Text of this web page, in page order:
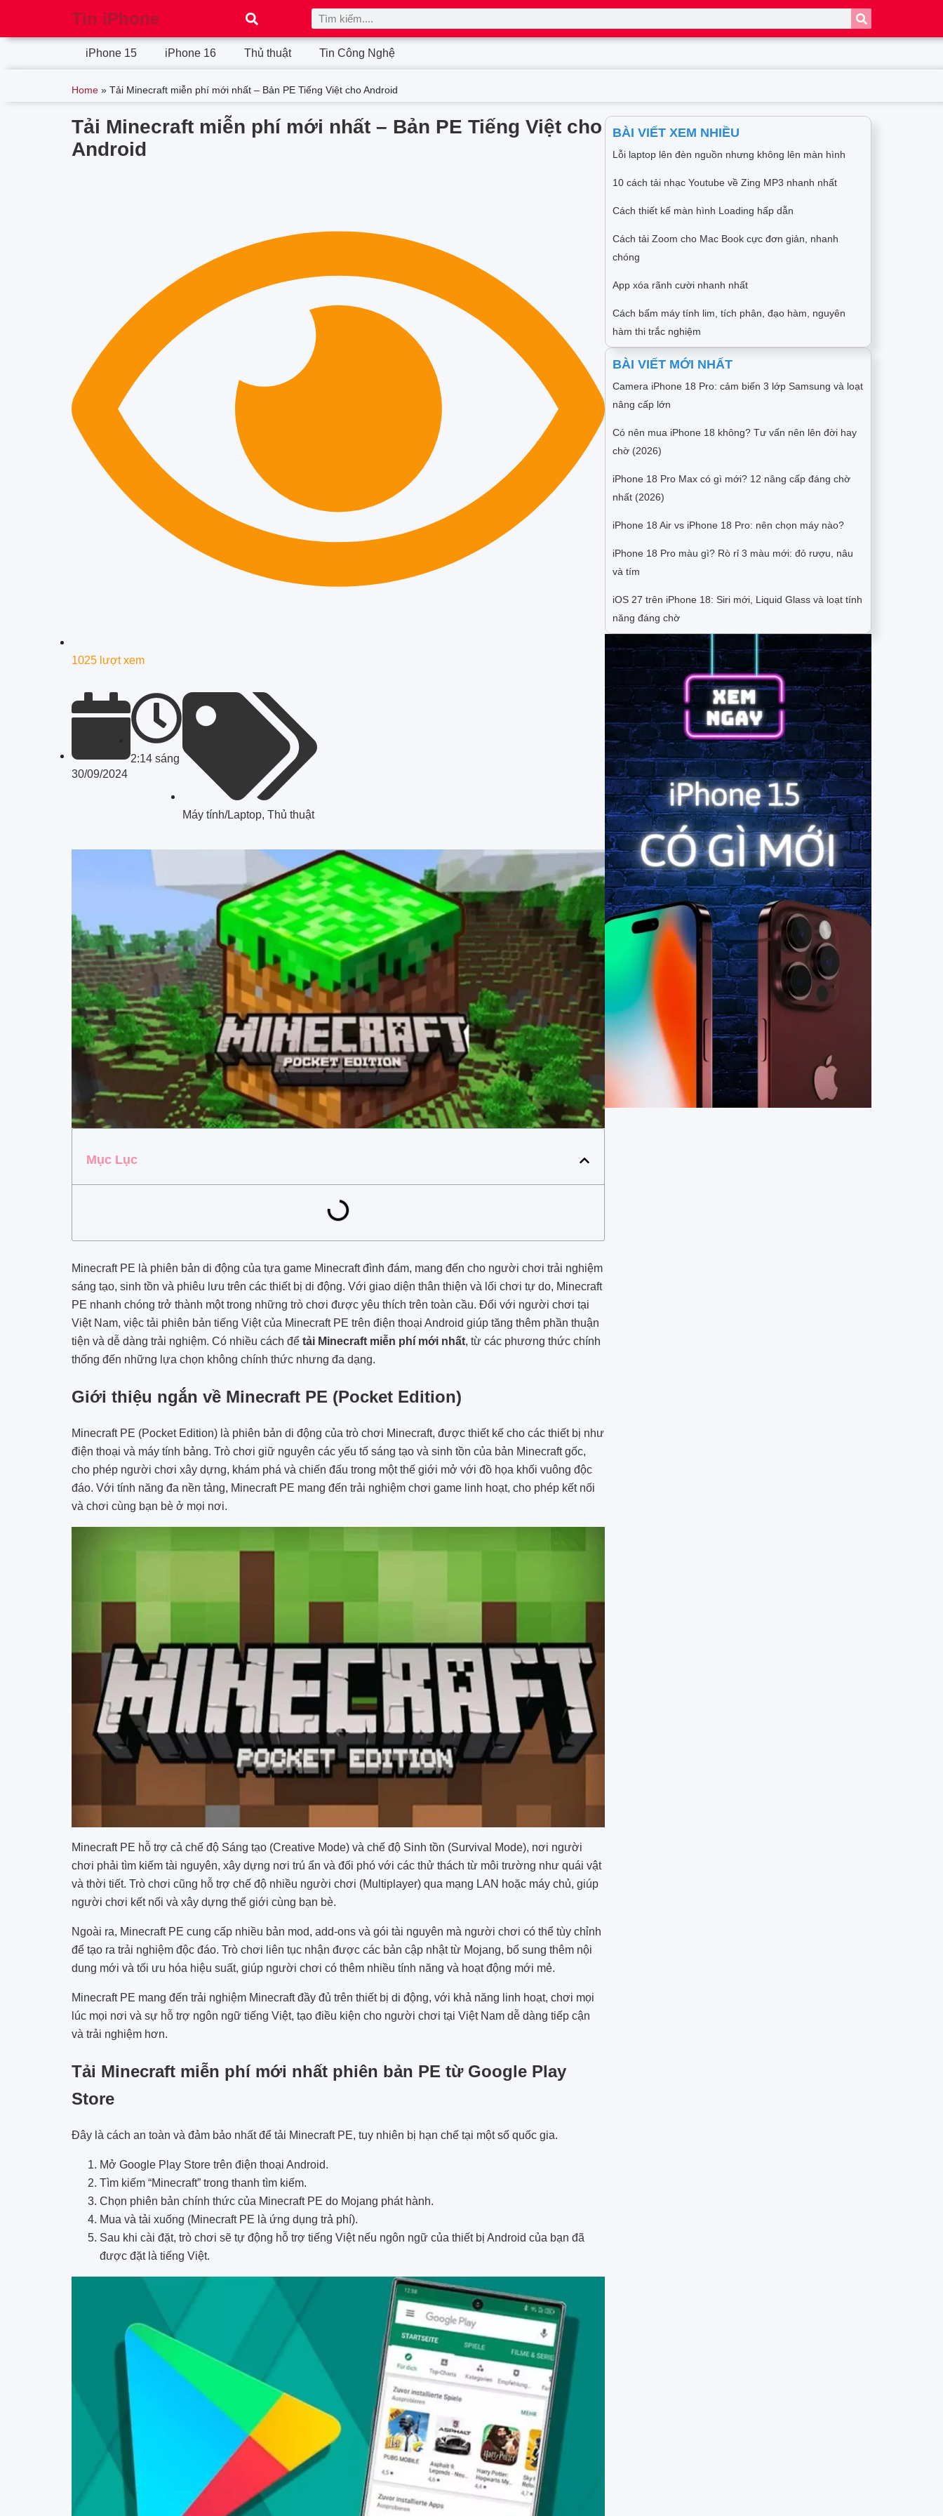
Tin iPhone
iPhone 15 iPhone 16 Thủ thuật Tin Công Nghệ
Home » Tải Minecraft miễn phí mới nhất – Bản PE Tiếng Việt cho Android
Tải Minecraft miễn phí mới nhất – Bản PE Tiếng Việt cho
Android
1025 lượt xem
30/09/2024
2:14 sáng
Máy tính/Laptop, Thủ thuật
Mục Lục
Minecraft PE là phiên bản di động của tựa game Minecraft đình đám, mang đến cho người chơi trải nghiệm
sáng tạo, sinh tồn và phiêu lưu trên các thiết bị di động. Với giao diện thân thiện và lối chơi tự do, Minecraft
PE nhanh chóng trở thành một trong những trò chơi được yêu thích trên toàn cầu. Đối với người chơi tại
Việt Nam, việc tải phiên bản tiếng Việt của Minecraft PE trên điện thoại Android giúp tăng thêm phần thuận
tiện và dễ dàng trải nghiệm. Có nhiều cách để tải Minecraft miễn phí mới nhất, từ các phương thức chính
thống đến những lựa chọn không chính thức nhưng đa dạng.
Giới thiệu ngắn về Minecraft PE (Pocket Edition)
Minecraft PE (Pocket Edition) là phiên bản di động của trò chơi Minecraft, được thiết kế cho các thiết bị như
điện thoại và máy tính bảng. Trò chơi giữ nguyên các yếu tố sáng tạo và sinh tồn của bản Minecraft gốc,
cho phép người chơi xây dựng, khám phá và chiến đấu trong một thế giới mở với đồ họa khối vuông độc
đáo. Với tính năng đa nền tảng, Minecraft PE mang đến trải nghiệm chơi game linh hoạt, cho phép kết nối
và chơi cùng bạn bè ở mọi nơi.
Minecraft PE hỗ trợ cả chế độ Sáng tạo (Creative Mode) và chế độ Sinh tồn (Survival Mode), nơi người
chơi phải tìm kiếm tài nguyên, xây dựng nơi trú ẩn và đối phó với các thử thách từ môi trường như quái vật
và thời tiết. Trò chơi cũng hỗ trợ chế độ nhiều người chơi (Multiplayer) qua mạng LAN hoặc máy chủ, giúp
người chơi kết nối và xây dựng thế giới cùng bạn bè.
Ngoài ra, Minecraft PE cung cấp nhiều bản mod, add-ons và gói tài nguyên mà người chơi có thể tùy chỉnh
để tạo ra trải nghiệm độc đáo. Trò chơi liên tục nhận được các bản cập nhật từ Mojang, bổ sung thêm nội
dung mới và tối ưu hóa hiệu suất, giúp người chơi có thêm nhiều tính năng và hoạt động mới mẻ.
Minecraft PE mang đến trải nghiệm Minecraft đầy đủ trên thiết bị di động, với khả năng linh hoạt, chơi mọi
lúc mọi nơi và sự hỗ trợ ngôn ngữ tiếng Việt, tạo điều kiện cho người chơi tại Việt Nam dễ dàng tiếp cận
và trải nghiệm hơn.
Tải Minecraft miễn phí mới nhất phiên bản PE từ Google Play
Store
Đây là cách an toàn và đảm bảo nhất để tải Minecraft PE, tuy nhiên bị hạn chế tại một số quốc gia.
Mở Google Play Store trên điện thoại Android.
Tìm kiếm “Minecraft” trong thanh tìm kiếm.
Chọn phiên bản chính thức của Minecraft PE do Mojang phát hành.
Mua và tải xuống (Minecraft PE là ứng dụng trả phí).
Sau khi cài đặt, trò chơi sẽ tự động hỗ trợ tiếng Việt nếu ngôn ngữ của thiết bị Android của bạn đã
được đặt là tiếng Việt.
BÀI VIẾT XEM NHIỀU
Lỗi laptop lên đèn nguồn nhưng không lên màn hình
10 cách tải nhạc Youtube về Zing MP3 nhanh nhất
Cách thiết kế màn hình Loading hấp dẫn
Cách tải Zoom cho Mac Book cực đơn giản, nhanh
chóng
App xóa rãnh cười nhanh nhất
Cách bấm máy tính lim, tích phân, đạo hàm, nguyên
hàm thi trắc nghiệm
BÀI VIẾT MỚI NHẤT
Camera iPhone 18 Pro: cảm biến 3 lớp Samsung và loạt
nâng cấp lớn
Có nên mua iPhone 18 không? Tư vấn nên lên đời hay
chờ (2026)
iPhone 18 Pro Max có gì mới? 12 nâng cấp đáng chờ
nhất (2026)
iPhone 18 Air vs iPhone 18 Pro: nên chọn máy nào?
iPhone 18 Pro màu gì? Rò rỉ 3 màu mới: đỏ rượu, nâu
và tím
iOS 27 trên iPhone 18: Siri mới, Liquid Glass và loạt tính
năng đáng chờ